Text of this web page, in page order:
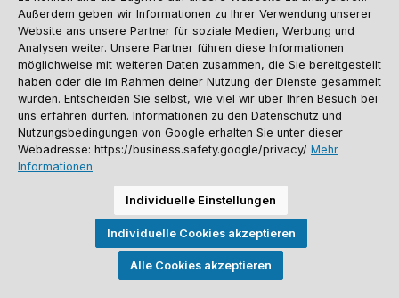
Vertrag widerrufen
Kundenservice
Informationen
Social Media und Kontakt
Versandinformationen
Batterieentsorgung
Warenrücksendung Sporthund Katalog
Alle Preise inkl. gesetzl. Mehrwertsteuer zzgl.Versandkosten
anders angegeben. Preise vor dem Login werden in Euro (DE) angezeigt.
Streichpreise = UVP-Preise. Abbildungen ähnlich. Änderungen
vorbehalten.
© 2026 Sporthund - Alle Rechte vorbehalten. Theme by
Außerdem geben wir Informationen zu Ihrer Verwendung unserer
Website ans unsere Partner für soziale Medien, Werbung und
Analysen weiter. Unsere Partner führen diese Informationen
möglichweise mit weiteren Daten zusammen, die Sie bereitgestellt
haben oder die im Rahmen deiner Nutzung der Dienste gesammelt
wurden. Entscheiden Sie selbst, wie viel wir über Ihren Besuch bei
uns erfahren dürfen. Informationen zu den Datenschutz und
Nutzungsbedingungen von Google erhalten Sie unter dieser
Webadresse: https://business.safety.google/privacy/ Mehr
Informationen
Individuelle Einstellungen
Individuelle Cookies akzeptieren
Alle Cookies akzeptieren